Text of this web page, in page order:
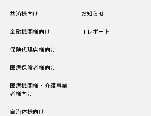
共済様向け
金融機関様向け
保険代理店様向け
医療保険者様向け
医療機関様・介護事業
者様向け
自治体様向け
お知らせ
ITレポート